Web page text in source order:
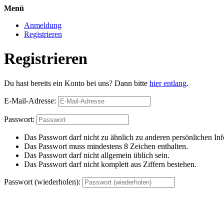
Menü
Anmeldung
Registrieren
Registrieren
Du hast bereits ein Konto bei uns? Dann bitte hier entlang.
E-Mail-Adresse:
Passwort:
Das Passwort darf nicht zu ähnlich zu anderen persönlichen
Das Passwort muss mindestens 8 Zeichen enthalten.
Das Passwort darf nicht allgemein üblich sein.
Das Passwort darf nicht komplett aus Ziffern bestehen.
Passwort (wiederholen):